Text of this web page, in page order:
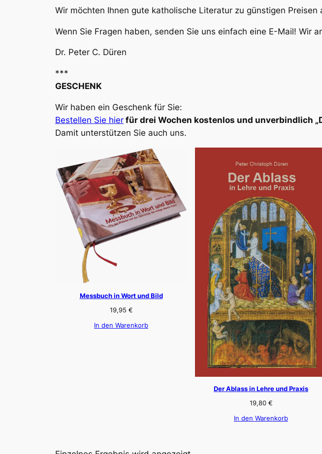
Wir möchten Ihnen gute katholische Literatur zu günstigen
Wenn Sie Fragen haben, senden Sie uns einfach eine E-Mail! Wir
Dr. Peter C. Düren
***
GESCHENK
Wir haben ein Geschenk für Sie:
Bestellen Sie hier für drei Wochen kostenlos und unverbindlich
Damit unterstützen Sie auch uns.
Messbuch in Wort und Bild
19,95 €
In den Warenkorb
Der Ablass in Lehre und Praxis
19,80 €
In den Warenkorb